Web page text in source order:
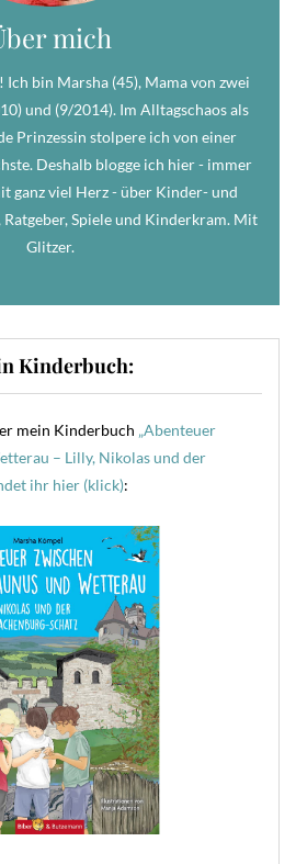
mich
Ich bin Marsha (45), Mama von zwei
und (9/2014). Im Alltagschaos als
Prinzessin stolpere ich von einer
Deshalb blogge ich hier - immer
ganz viel Herz - über Kinder- und
Ratgeber, Spiele und Kinderkram. Mit
Glitzer.
Kinderbuch:
mein Kinderbuch „Abenteuer
– Lilly, Nikolas und der
ihr hier (klick):